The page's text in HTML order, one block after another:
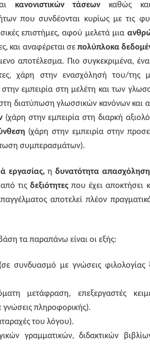
κανονιστικών τάσεων καθώς
που συνδέονται κυρίως με τις
επιστήμες, αφού μελετά μια
και αναφέρεται σεπολύπλοκα
αποτέλεσμα. Πιο συγκεκριμένα,
χάρη στην ενασχόλησή του/της
εμπειρία στη μελέτη και των
διατύπωση γλωσσικών κανόνων και
(χάρη στην εμπειρία στη διαρκή
(χάρη στην εμπειρία στην
συμπερασμάτων).
εργασίας, ηδυνατότητα
από τιςδεξιότητεςπου έχει αποκτήσει
αποτελεί πλέον
τα παραπάνω είναι οι εξής:
(σε συνδυασμό με γνώσεις φιλολογίας
μετάφραση, επεξεργαστές
πληροφορικής).
του λόγου).
γραμματικών, διδακτικών